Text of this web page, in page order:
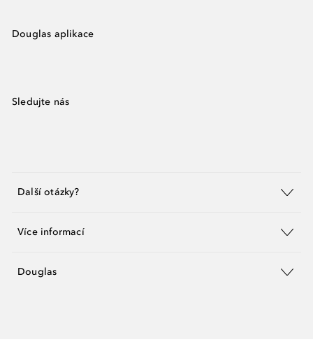
Douglas aplikace
Sledujte nás
Další otázky?
Více informací
Douglas